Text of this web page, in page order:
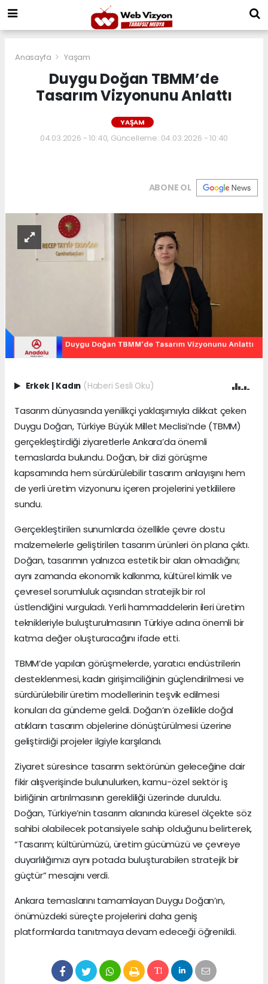
Anasayfa Yaşam
Duygu Doğan TBMM’de
Tasarım Vizyonunu Anlattı
YAŞAM
04.03.2026 - 10:40, Güncelleme: 04.03.2026 - 10:40
ABONE OL
Erkek | Kadın (Haberi Sesli Oku)
Tasarım dünyasında yenilikçi yaklaşımıyla dikkat çeken
Duygu Doğan, Türkiye Büyük Millet Meclisi’nde (TBMM)
gerçekleştirdiği ziyaretlerle Ankara’da önemli
temaslarda bulundu. Doğan, bir dizi görüşme
kapsamında hem sürdürülebilir tasarım anlayışını hem
de yerli üretim vizyonunu içeren projelerini yetkililere
sundu.
Gerçekleştirilen sunumlarda özellikle çevre dostu
malzemelerle geliştirilen tasarım ürünleri ön plana çıktı.
Doğan, tasarımın yalnızca estetik bir alan olmadığını;
aynı zamanda ekonomik kalkınma, kültürel kimlik ve
çevresel sorumluluk açısından stratejik bir rol
üstlendiğini vurguladı. Yerli hammaddelerin ileri üretim
teknikleriyle buluşturulmasının Türkiye adına önemli bir
katma değer oluşturacağını ifade etti.
TBMM’de yapılan görüşmelerde, yaratıcı endüstrilerin
desteklenmesi, kadın girişimciliğinin güçlendirilmesi ve
sürdürülebilir üretim modellerinin teşvik edilmesi
konuları da gündeme geldi. Doğan’ın özellikle doğal
atıkların tasarım objelerine dönüştürülmesi üzerine
geliştirdiği projeler ilgiyle karşılandı.
Ziyaret süresince tasarım sektörünün geleceğine dair
fikir alışverişinde bulunulurken, kamu-özel sektör iş
birliğinin artırılmasının gerekliliği üzerinde duruldu.
Doğan, Türkiye’nin tasarım alanında küresel ölçekte söz
sahibi olabilecek potansiyele sahip olduğunu belirterek,
“Tasarım; kültürümüzü, üretim gücümüzü ve çevreye
duyarlılığımızı aynı potada buluşturabilen stratejik bir
güçtür” mesajını verdi.
Ankara temaslarını tamamlayan Duygu Doğan’ın,
önümüzdeki süreçte projelerini daha geniş
platformlarda tanıtmaya devam edeceği öğrenildi.